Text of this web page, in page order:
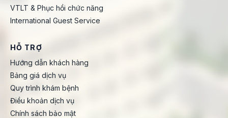
VTLT & Phục hồi chức năng
International Guest Service
HỖ TRỢ
Hướng dẫn khách hàng
Bảng giá dịch vụ
Quy trình khám bệnh
Điều khoản dịch vụ
Chính sách bảo mật